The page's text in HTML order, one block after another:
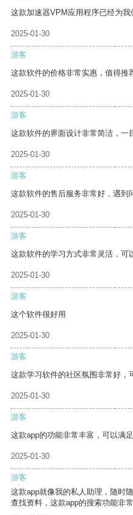
这款加速器VPM应用程序已经为我
2025-01-30
游客
这款软件的价格非常实惠，值得推
2025-01-30
游客
这款软件的界面设计非常简洁，一
2025-01-30
游客
这款软件的售后服务非常好，遇到
2025-01-30
游客
这款软件的学习方式非常灵活，可
2025-01-30
游客
这个软件很好用
2025-01-30
游客
这款学习软件的社区氛围非常好，
2025-01-30
游客
这款app的功能非常丰富，可以满
2025-01-30
游客
这款app就像我的私人助理，随时
查找资料，这款app的搜索功能非